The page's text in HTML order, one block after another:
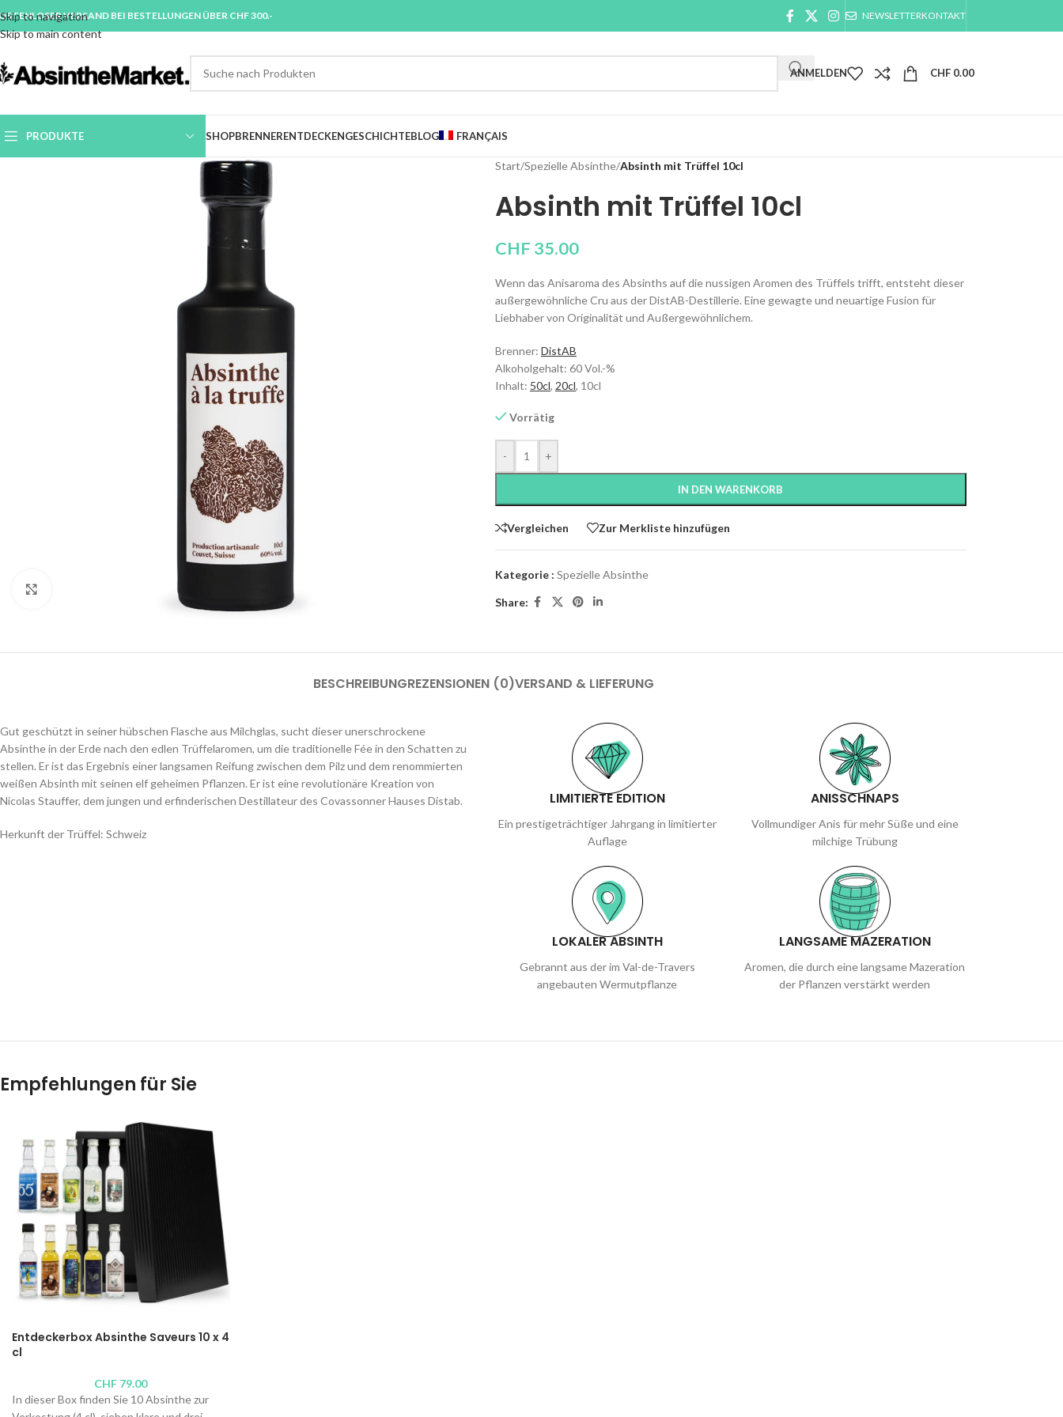
Skip to navigation
Skip to main content
VERSAND BEI BESTELLUNGEN ÜBER CHF 300.- NEWSLETTERKONTAKT
ANMELDEN CHF 0.00
PRODUKTE SHOPBRENNERENTDECKENGESCHICHTEBLOG FRANÇAIS
Start/Spezielle Absinthe/Absinth mit Trüffel 10cl
Absinth mit Trüffel 10cl
CHF 35.00
Wenn das Anisaroma des Absinths auf die nussigen Aromen des Trüffels trifft, entsteht dieser
außergewöhnliche Cru aus der DistAB-Destillerie. Eine gewagte und neuartige Fusion für
Liebhaber von Originalität und Außergewöhnlichem.
Brenner: DistAB
Alkoholgehalt: 60 Vol.-%
Inhalt: 50cl, 20cl, 10cl
Vorrätig
- +
IN DEN WARENKORB
Vergleichen Zur Merkliste hinzufügen
Kategorie : Spezielle Absinthe
Share:
BESCHREIBUNGREZENSIONEN (0)VERSAND & LIEFERUNG
Gut geschützt in seiner hübschen Flasche aus Milchglas, sucht dieser unerschrockene
Absinthe in der Erde nach den edlen Trüffelaromen, um die traditionelle Fée in den Schatten zu
stellen. Er ist das Ergebnis einer langsamen Reifung zwischen dem Pilz und dem renommierten
weißen Absinth mit seinen elf geheimen Pflanzen. Er ist eine revolutionäre Kreation von
Nicolas Stauffer, dem jungen und erfinderischen Destillateur des Covassonner Hauses Distab.
Herkunft der Trüffel: Schweiz
LIMITIERTE EDITION
Ein prestigeträchtiger Jahrgang in limitierter
Auflage
ANISSCHNAPS
Vollmundiger Anis für mehr Süße und eine
milchige Trübung
LOKALER ABSINTH
Gebrannt aus der im Val-de-Travers
angebauten Wermutpflanze
LANGSAME MAZERATION
Aromen, die durch eine langsame Mazeration
der Pflanzen verstärkt werden
Empfehlungen für Sie
Entdeckerbox Absinthe Saveurs 10 x 4
cl
CHF 79.00
In dieser Box finden Sie 10 Absinthe zur